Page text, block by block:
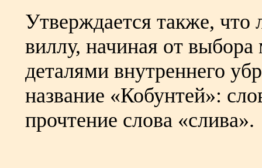
Утверждается также, что
виллу, начиная от
деталями внутреннего
название «Кобунтей»:
прочтение слова «слива».